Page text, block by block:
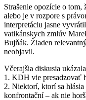
Strašenie opozície o
alebo je v rozpore s
interpretáciu jasne
vatikánskych zmlúv
Bujňák. Žiaden
neobjavil.
Včerajšia diskusia
1. KDH vie presadzovať
2. Niektorí, ktorí sa
konfrontační – ak nie